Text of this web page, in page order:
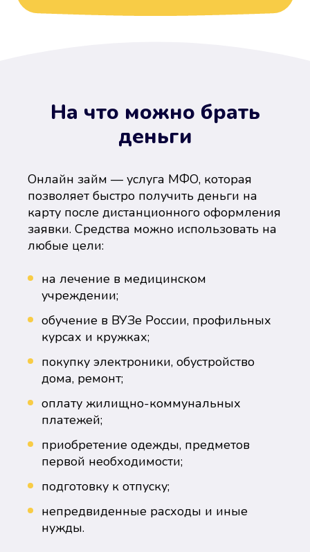
На что можно брать
деньги
Онлайн займ — услуга МФО, которая
позволяет быстро получить деньги на
карту после дистанционного оформления
заявки. Средства можно использовать на
любые цели:
на лечение в медицинском
учреждении;
обучение в ВУЗе России, профильных
курсах и кружках;
покупку электроники, обустройство
дома, ремонт;
оплату жилищно-коммунальных
платежей;
приобретение одежды, предметов
первой необходимости;
подготовку к отпуску;
непредвиденные расходы и иные
нужды.